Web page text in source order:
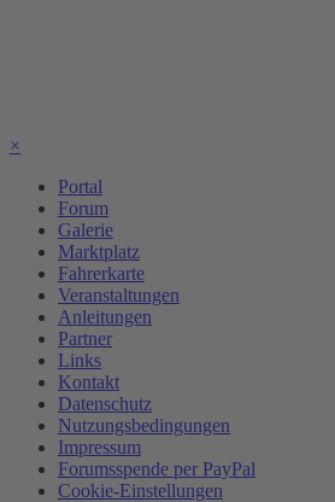
×
Portal
Forum
Galerie
Marktplatz
Fahrerkarte
Veranstaltungen
Anleitungen
Partner
Links
Kontakt
Datenschutz
Nutzungsbedingungen
Impressum
Forumsspende per PayPal
Cookie-Einstellungen